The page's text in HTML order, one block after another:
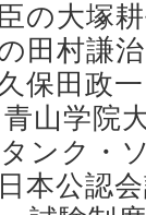
の大塚
田村謙
保田政
山学院
ンク・
本公認